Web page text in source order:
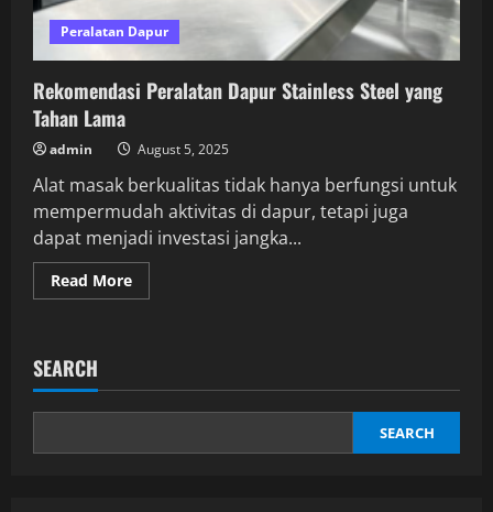
Peralatan Dapur
Rekomendasi Peralatan Dapur Stainless Steel yang
Tahan Lama
admin August 5, 2025
Alat masak berkualitas tidak hanya berfungsi untuk
mempermudah aktivitas di dapur, tetapi juga
dapat menjadi investasi jangka...
Read MoreRead
more
Steel
Tahan
SEARCH
SEARCH